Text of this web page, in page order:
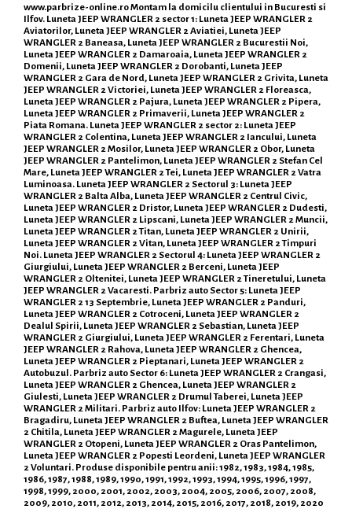
www.parbrize-online.roMontam la domicilu clientului in Bucuresti si
Ilfov. Luneta JEEP WRANGLER 2 sector 1: Luneta JEEP WRANGLER 2
Aviatorilor, Luneta JEEP WRANGLER 2 Aviatiei, Luneta JEEP
WRANGLER 2 Baneasa, Luneta JEEP WRANGLER 2 Bucurestii Noi,
Luneta JEEP WRANGLER 2 Damaroaia, Luneta JEEP WRANGLER 2
Domenii, Luneta JEEP WRANGLER 2 Dorobanti, Luneta JEEP
WRANGLER 2 Gara de Nord, Luneta JEEP WRANGLER 2 Grivita, Luneta
JEEP WRANGLER 2 Victoriei, Luneta JEEP WRANGLER 2 Floreasca,
Luneta JEEP WRANGLER 2 Pajura, Luneta JEEP WRANGLER 2 Pipera,
Luneta JEEP WRANGLER 2 Primaverii, Luneta JEEP WRANGLER 2
Piata Romana. Luneta JEEP WRANGLER 2 sector 2: Luneta JEEP
WRANGLER 2 Colentina, Luneta JEEP WRANGLER 2 Iancului, Luneta
JEEP WRANGLER 2 Mosilor, Luneta JEEP WRANGLER 2 Obor, Luneta
JEEP WRANGLER 2 Pantelimon, Luneta JEEP WRANGLER 2 Stefan Cel
Mare, Luneta JEEP WRANGLER 2 Tei, Luneta JEEP WRANGLER 2 Vatra
Luminoasa. Luneta JEEP WRANGLER 2 Sectorul 3: Luneta JEEP
WRANGLER 2 Balta Alba, Luneta JEEP WRANGLER 2 Centrul Civic,
Luneta JEEP WRANGLER 2 Dristor, Luneta JEEP WRANGLER 2 Dudesti,
Luneta JEEP WRANGLER 2 Lipscani, Luneta JEEP WRANGLER 2 Muncii,
Luneta JEEP WRANGLER 2 Titan, Luneta JEEP WRANGLER 2 Unirii,
Luneta JEEP WRANGLER 2 Vitan, Luneta JEEP WRANGLER 2 Timpuri
Noi. Luneta JEEP WRANGLER 2 Sectorul 4: Luneta JEEP WRANGLER 2
Giurgiului, Luneta JEEP WRANGLER 2 Berceni, Luneta JEEP
WRANGLER 2 Oltenitei, Luneta JEEP WRANGLER 2 Tineretului, Luneta
JEEP WRANGLER 2 Vacaresti. Parbriz auto Sector 5: Luneta JEEP
WRANGLER 2 13 Septembrie, Luneta JEEP WRANGLER 2 Panduri,
Luneta JEEP WRANGLER 2 Cotroceni, Luneta JEEP WRANGLER 2
Dealul Spirii, Luneta JEEP WRANGLER 2 Sebastian, Luneta JEEP
WRANGLER 2 Giurgiului, Luneta JEEP WRANGLER 2 Ferentari, Luneta
JEEP WRANGLER 2 Rahova, Luneta JEEP WRANGLER 2 Ghencea,
Luneta JEEP WRANGLER 2 Pieptanari, Luneta JEEP WRANGLER 2
Autobuzul. Parbriz auto Sector 6: Luneta JEEP WRANGLER 2 Crangasi,
Luneta JEEP WRANGLER 2 Ghencea, Luneta JEEP WRANGLER 2
Giulesti, Luneta JEEP WRANGLER 2 Drumul Taberei, Luneta JEEP
WRANGLER 2 Militari. Parbriz auto Ilfov: Luneta JEEP WRANGLER 2
Bragadiru, Luneta JEEP WRANGLER 2 Buftea, Luneta JEEP WRANGLER
2 Chitila, Luneta JEEP WRANGLER 2 Magurele, Luneta JEEP
WRANGLER 2 Otopeni, Luneta JEEP WRANGLER 2 Oras Pantelimon,
Luneta JEEP WRANGLER 2 Popesti Leordeni, Luneta JEEP WRANGLER
2 Voluntari. Produse disponibile pentru anii: 1982, 1983, 1984, 1985,
1986, 1987, 1988, 1989, 1990, 1991, 1992, 1993, 1994, 1995, 1996, 1997,
1998, 1999, 2000, 2001, 2002, 2003, 2004, 2005, 2006, 2007, 2008,
2009, 2010, 2011, 2012, 2013, 2014, 2015, 2016, 2017, 2018, 2019, 2020